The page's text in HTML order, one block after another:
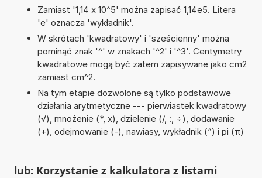
Zamiast '1,14 x 10^5' można zapisać 1,14e5. Litera
'e' oznacza 'wykładnik'.
W skrótach 'kwadratowy' i 'sześcienny' można
pominąć znak '^' w znakach '^2' i '^3'. Centymetry
kwadratowe mogą być zatem zapisywane jako cm2
zamiast cm^2.
Na tym etapie dozwolone są tylko podstawowe
działania arytmetyczne --- pierwiastek kwadratowy
(√), mnożenie (*, x), dzielenie (/, :, ÷), dodawanie
(+), odejmowanie (-), nawiasy, wykładnik (^) i pi (π)
lub: Korzystanie z kalkulatora z listami